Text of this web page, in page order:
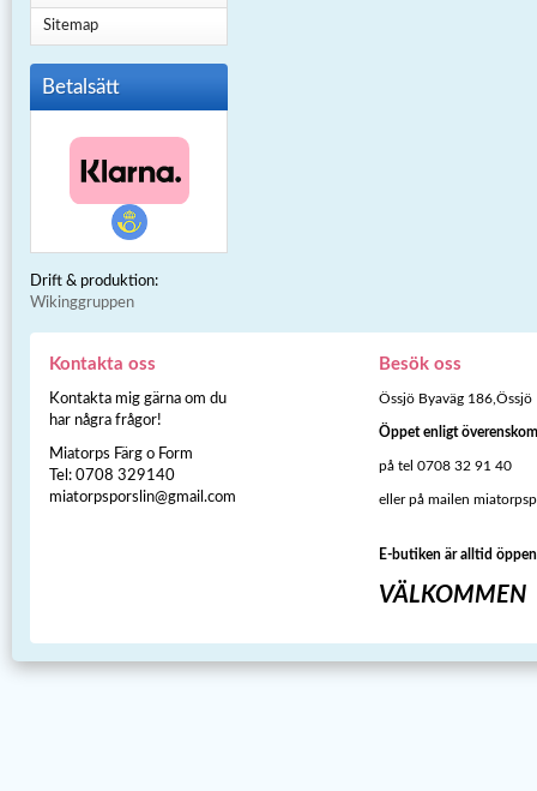
Sitemap
Betalsätt
Drift & produktion:
Wikinggruppen
Kontakta oss
Kontakta mig gärna om du
har några frågor!
Miatorps Färg o Form
Tel: 0708 329140
miatorpsporslin@gmail.com
Besök oss
Össjö Byaväg 186,Össjö
Öppet enligt
på tel 0708 32 91 40
eller på mailen
E-butiken är alltid öppen
VÄLKOMMEN